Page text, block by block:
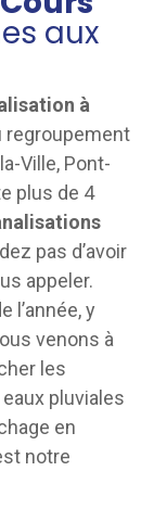
aux
à
regroupement
Ville, Pont-
plus de 4
pas d’avoir
appeler.
l’année, y
venons à
les
pluviales
en
notre